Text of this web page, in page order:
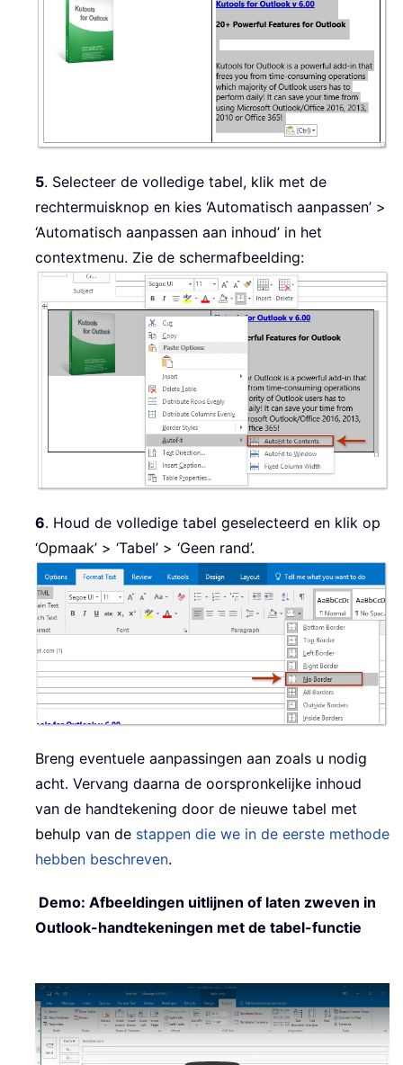
5. Selecteer de volledige tabel, klik met de
rechtermuisknop en kies ‘Automatisch aanpassen’ >
‘Automatisch aanpassen aan inhoud’ in het
contextmenu. Zie de schermafbeelding:
6. Houd de volledige tabel geselecteerd en klik op
‘Opmaak’ > ‘Tabel’ > ‘Geen rand’.
Breng eventuele aanpassingen aan zoals u nodig
acht. Vervang daarna de oorspronkelijke inhoud
van de handtekening door de nieuwe tabel met
behulp van de stappen die we in de eerste methode
hebben beschreven.
Demo: Afbeeldingen uitlijnen of laten zweven in
Outlook-handtekeningen met de tabel-functie